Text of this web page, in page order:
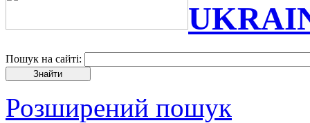
Пошук на сайті:
Розширений пошук